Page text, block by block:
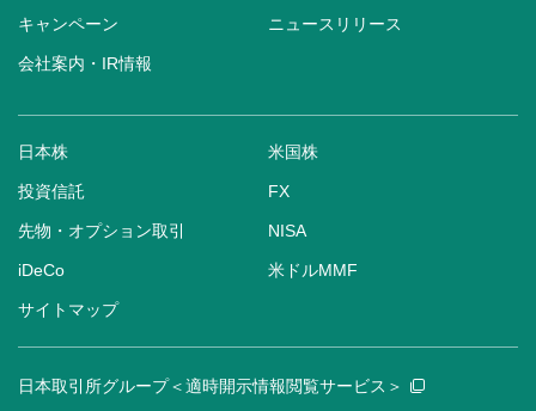
キャンペーン ニュースリリース
会社案内・IR情報
日本株 米国株
投資信託 FX
先物・オプション取引 NISA
iDeCo 米ドルMMF
サイトマップ
日本取引所グループ＜適時開示情報閲覧サービス＞